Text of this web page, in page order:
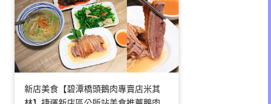
新店美食【碧潭橋頭鵝肉專賣店米其